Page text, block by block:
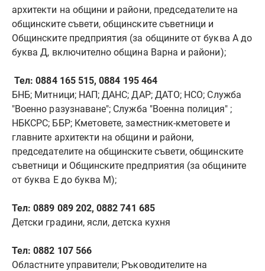
архитекти на общини и райони, председателите на
общинските съвети, общинските съветници и
Общинските предприятия (за общините от буква А до
буква Д, включително община Варна и райони);
Тел: 0884 165 515, 0884 195 464
БНБ; Митници; НАП; ДАНС; ДАР; ДАТО; НСО; Служба
"Военно разузнаване"; Служба "Военна полиция" ;
НБКСРС; ББР; Кметовете, заместник-кметовете и
главните архитекти на общини и райони,
председателите на общинските съвети, общинските
съветници и Общинските предприятия (за общините
от буква Е до буква М);
Тел: 0889 089 202, 0882 741 685
Детски градини, ясли, детска кухня
Тел: 0882 107 566
Областните управители; Ръководителите на